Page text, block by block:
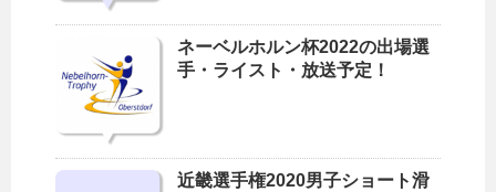
ネーベルホルン杯2022の出場選
手・ライスト・放送予定！
近畿選手権2020男子ショート滑